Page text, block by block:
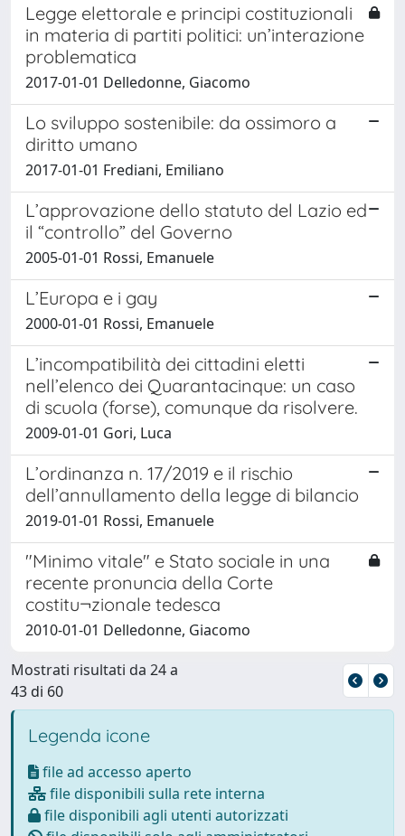
Legge elettorale e principi costituzionali
in materia di partiti politici: un’interazione
problematica
2017-01-01 Delledonne, Giacomo
Lo sviluppo sostenibile: da ossimoro a
diritto umano
2017-01-01 Frediani, Emiliano
L’approvazione dello statuto del Lazio ed
il “controllo” del Governo
2005-01-01 Rossi, Emanuele
L’Europa e i gay
2000-01-01 Rossi, Emanuele
L’incompatibilità dei cittadini eletti
nell’elenco dei Quarantacinque: un caso
di scuola (forse), comunque da risolvere.
2009-01-01 Gori, Luca
L’ordinanza n. 17/2019 e il rischio
dell’annullamento della legge di bilancio
2019-01-01 Rossi, Emanuele
"Minimo vitale" e Stato sociale in una
recente pronuncia della Corte
costitu¬zionale tedesca
2010-01-01 Delledonne, Giacomo
Mostrati risultati da 24 a
43 di 60
Legenda icone
file ad accesso aperto
file disponibili sulla rete interna
file disponibili agli utenti autorizzati